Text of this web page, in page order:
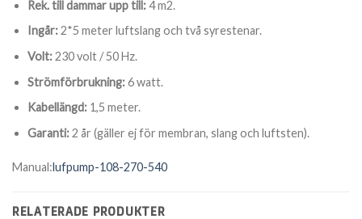
Rek. till dammar upp till:4 m2.
Ingår:2*5 meter luftslang och två syrestenar.
Volt:230 volt / 50 Hz.
Strömförbrukning:6 watt.
Kabellängd:1,5 meter.
Garanti:2 år (gäller ej för membran, slang och luftsten).
Manual:lufpump-108-270-540
RELATERADE PRODUKTER